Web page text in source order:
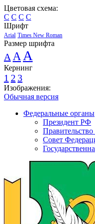
Цветовая схема:
C C C C
Шрифт
Arial Times New Roman
Размер шрифта
A A A
Кернинг
1 2 3
Изображения:
Обычная версия
Федеральные органы
Президент РФ
Совет